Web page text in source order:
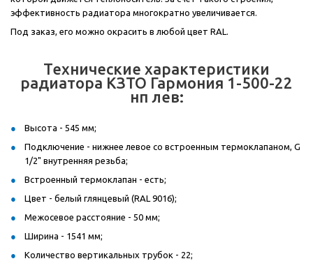
эффективность радиатора многократно увеличивается.
Под заказ, его можно окрасить в любой цвет RAL.
Технические характеристики
радиатора КЗТО Гармония 1-500-22
нп лев:
Высота - 545 мм;
Подключение - нижнее левое со встроенным термоклапаном, G
1/2" внутренняя резьба;
Встроенный термоклапан - есть;
Цвет - белый глянцевый (RAL 9016);
Межосевое расстояние - 50 мм;
Ширина - 1541 мм;
Количество вертикальных трубок - 22;